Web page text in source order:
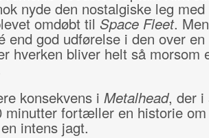
nyde den nostalgiske leg med
omdøbt til Space Fleet.
end god udførelse i den over
hverken bliver helt så morsom
konsekvens i Metalhead, der i
minutter fortæller en historie
intens jagt.